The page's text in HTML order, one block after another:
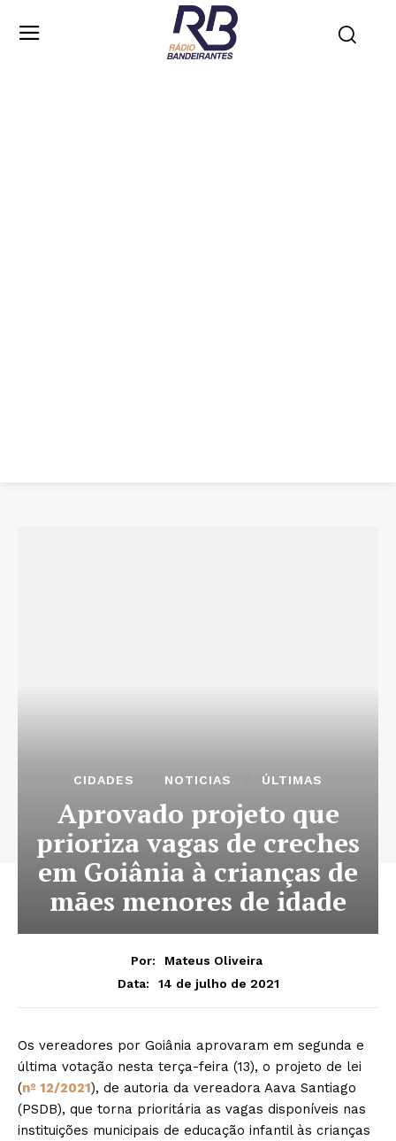
CIDADES NOTICIAS ÚLTIMAS
Aprovado projeto que
prioriza vagas de creches
em Goiânia à crianças de
mães menores de idade
Por:
Mateus Oliveira
Data:
14 de julho de 2021
Os vereadores por Goiânia aprovaram em segunda e
última votação nesta terça-feira (13), o projeto de lei
(nº 12/2021), de autoria da vereadora Aava Santiago
(PSDB), que torna prioritária as vagas disponíveis nas
instituições municipais de educação infantil às crianças